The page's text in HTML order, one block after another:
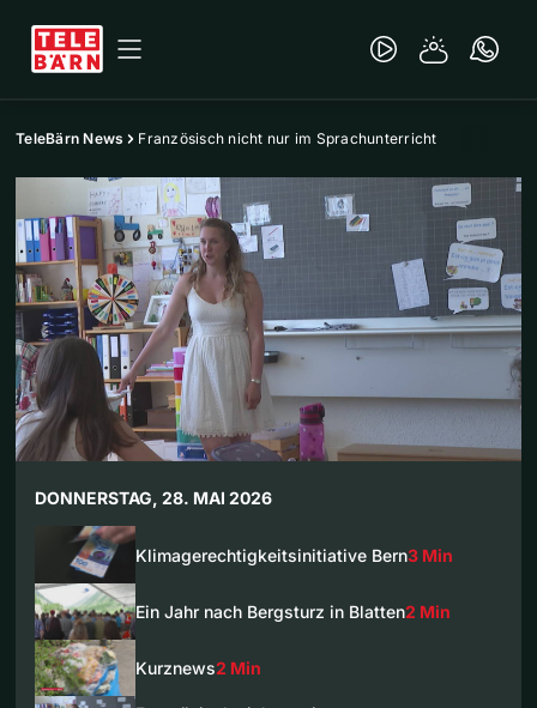
TeleBärn News Französisch nicht nur im Sprachunterricht
DONNERSTAG, 28. MAI 2026
Klimagerechtigkeitsinitiative Bern3 Min
Ein Jahr nach Bergsturz in Blatten2 Min
Kurznews2 Min